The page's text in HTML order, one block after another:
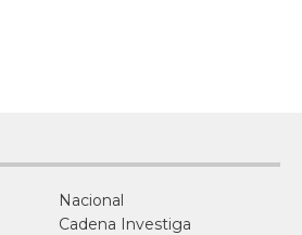
Nacional
Cadena Investiga